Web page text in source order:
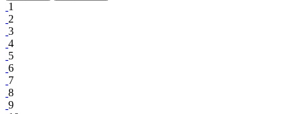
1
2
3
4
5
6
7
8
9